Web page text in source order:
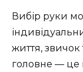
Вибір руки
життя, звичок
головне — це